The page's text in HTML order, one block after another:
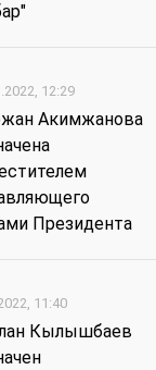
12:29
Акимжанова
Президента
11:40
Кылышбаев